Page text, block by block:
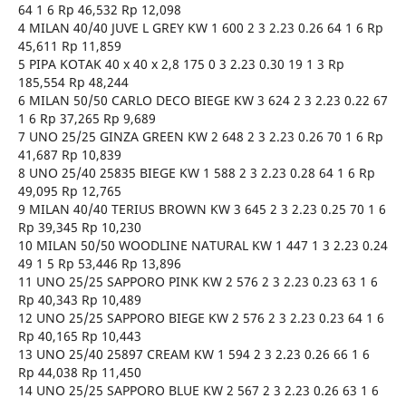
64 1 6 Rp 46,532 Rp 12,098
4 MILAN 40/40 JUVE L GREY KW 1 600 2 3 2.23 0.26 64 1 6 Rp
45,611 Rp 11,859
5 PIPA KOTAK 40 x 40 x 2,8 175 0 3 2.23 0.30 19 1 3 Rp
185,554 Rp 48,244
6 MILAN 50/50 CARLO DECO BIEGE KW 3 624 2 3 2.23 0.22 67
1 6 Rp 37,265 Rp 9,689
7 UNO 25/25 GINZA GREEN KW 2 648 2 3 2.23 0.26 70 1 6 Rp
41,687 Rp 10,839
8 UNO 25/40 25835 BIEGE KW 1 588 2 3 2.23 0.28 64 1 6 Rp
49,095 Rp 12,765
9 MILAN 40/40 TERIUS BROWN KW 3 645 2 3 2.23 0.25 70 1 6
Rp 39,345 Rp 10,230
10 MILAN 50/50 WOODLINE NATURAL KW 1 447 1 3 2.23 0.24
49 1 5 Rp 53,446 Rp 13,896
11 UNO 25/25 SAPPORO PINK KW 2 576 2 3 2.23 0.23 63 1 6
Rp 40,343 Rp 10,489
12 UNO 25/25 SAPPORO BIEGE KW 2 576 2 3 2.23 0.23 64 1 6
Rp 40,165 Rp 10,443
13 UNO 25/40 25897 CREAM KW 1 594 2 3 2.23 0.26 66 1 6
Rp 44,038 Rp 11,450
14 UNO 25/25 SAPPORO BLUE KW 2 567 2 3 2.23 0.26 63 1 6